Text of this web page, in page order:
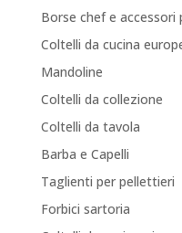
Borse chef e accessori
Coltelli da cucina
Mandoline
Coltelli da collezione
Coltelli da tavola
Barba e Capelli
Taglienti per pellettieri
Forbici sartoria